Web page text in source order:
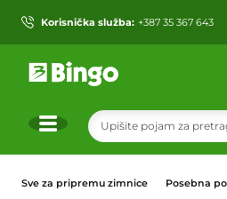
Korisnička služba: +387 35 367 643
Sve za pripremu zimnice Posebna